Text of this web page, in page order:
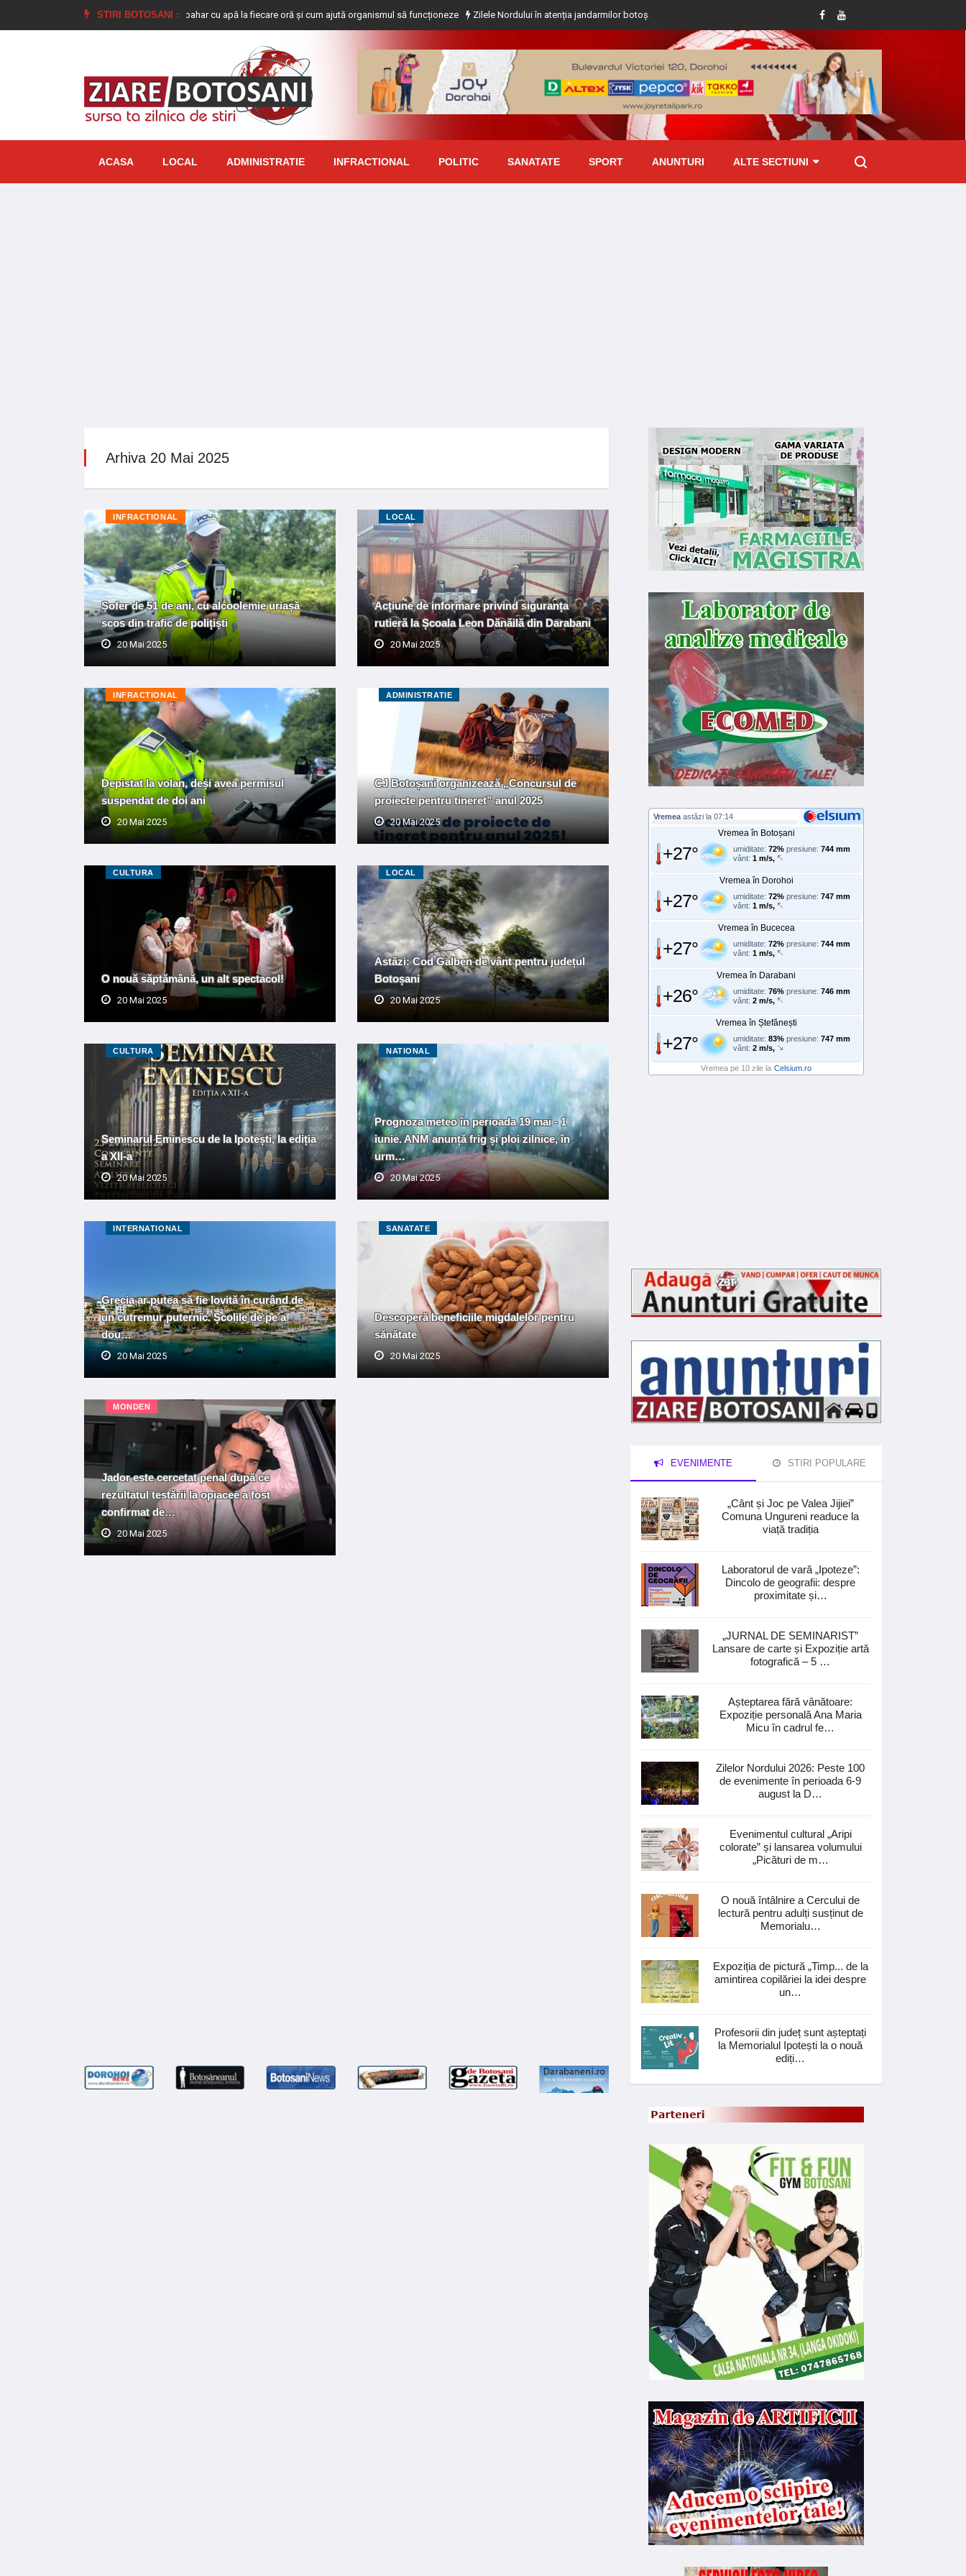
STIRI BOTOSANI :
De ce este bine să bem câte un pahar cu apă la fiecare oră și cum ajută organismul să funcționeze Zilele Nordului în atenția jandarmilor botoșăneni Tânăr condamnat la închisoare pentru viol asupra unui minor și pornografie
ACASA LOCAL ADMINISTRATIE INFRACTIONAL POLITIC SANATATE SPORT ANUNTURI ALTE SECTIUNI
Arhiva 20 Mai 2025
INFRACTIONAL
Șofer de 51 de ani, cu alcoolemie uriașă
scos din trafic de polițiști
20 Mai 2025
LOCAL
Acțiune de informare privind siguranța
rutieră la Școala Leon Dănăilă din Darabani
20 Mai 2025
INFRACTIONAL
Depistat la volan, deși avea permisul
suspendat de doi ani
20 Mai 2025
ADMINISTRATIE
CJ Botoșani organizează „Concursul de
proiecte pentru tineret” anul 2025
20 Mai 2025
CULTURA
O nouă săptămână, un alt spectacol!
20 Mai 2025
LOCAL
Astăzi: Cod Galben de vânt pentru județul
Botoșani
20 Mai 2025
CULTURA
Seminarul Eminescu de la Ipotești, la ediția
a XII-a
20 Mai 2025
NATIONAL
Prognoza meteo în perioada 19 mai - 1
iunie. ANM anunță frig și ploi zilnice, în
urm…
20 Mai 2025
INTERNATIONAL
Grecia ar putea să fie lovită în curând de
un cutremur puternic. Școlile de pe a
dou…
20 Mai 2025
SANATATE
Descoperă beneficiile migdalelor pentru
sănătate
20 Mai 2025
MONDEN
Jador este cercetat penal după ce
rezultatul testării la opiacee a fost
confirmat de…
20 Mai 2025
Vremea astăzi la 07:14
Vremea în Botoșani
+27° umiditate: 72% presiune: 744 mm
vânt: 1 m/s,
Vremea în Dorohoi
+27° umiditate: 72% presiune: 747 mm
vânt: 1 m/s,
Vremea în Bucecea
+27° umiditate: 72% presiune: 744 mm
vânt: 1 m/s,
Vremea în Darabani
+26° umiditate: 76% presiune: 746 mm
vânt: 2 m/s,
Vremea în Ștefănești
+27° umiditate: 83% presiune: 747 mm
vânt: 2 m/s,
Vremea pe 10 zile la Celsium.ro
EVENIMENTE STIRI POPULARE
„Cânt și Joc pe Valea Jijiei”
Comuna Ungureni readuce la
viață tradiția
Laboratorul de vară „Ipoteze”:
Dincolo de geografii: despre
proximitate și…
„JURNAL DE SEMINARIST”
Lansare de carte și Expoziție artă
fotografică – 5 …
Așteptarea fără vânătoare:
Expoziție personală Ana Maria
Micu în cadrul fe…
Zilelor Nordului 2026: Peste 100
de evenimente în perioada 6-9
august la D…
Evenimentul cultural „Aripi
colorate” și lansarea volumului
„Picături de m…
O nouă întâlnire a Cercului de
lectură pentru adulți susținut de
Memorialu…
Expoziția de pictură „Timp... de la
amintirea copilăriei la idei despre
un…
Profesorii din județ sunt așteptați
la Memorialul Ipotești la o nouă
ediți…